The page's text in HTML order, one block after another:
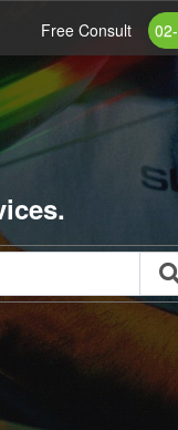
Free Consult